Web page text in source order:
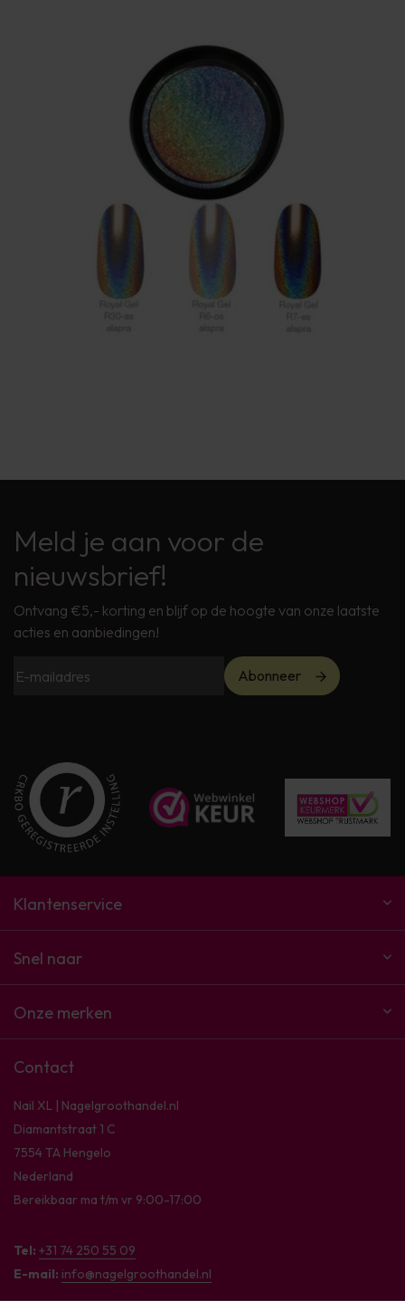
Meld je aan voor de
nieuwsbrief!
Ontvang €5,- korting en blijf op de hoogte van onze laatste
acties en aanbiedingen!
Abonneer
Klantenservice
Snel naar
Onze merken
Contact
Nail XL | Nagelgroothandel.nl
Diamantstraat 1 C
7554 TA Hengelo
Nederland
Bereikbaar ma t/m vr 9:00-17:00
Tel: +31 74 250 55 09
E-mail: info@nagelgroothandel.nl